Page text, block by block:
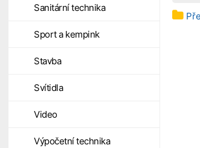
Sanitární technika
Sport a kempink
Stavba
Svítidla
Video
Výpočetní technika